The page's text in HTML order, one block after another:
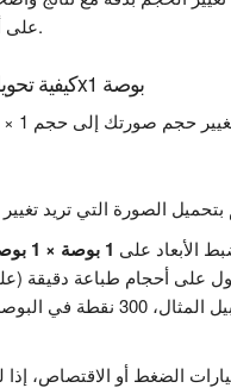
على أفضل تعديلات الجودة.
كيفية تحويل الصور إلى حجم 1x1 بوصة
الأبعاد على 1 بوصة × 1 بوصة
سبيل المثال، 300
الضغط أو الاقتصاص، إذا